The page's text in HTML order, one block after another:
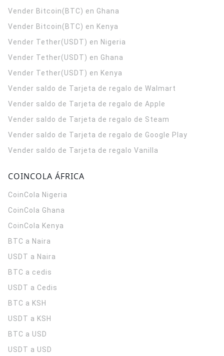
Vender Bitcoin(BTC) en Ghana
Vender Bitcoin(BTC) en Kenya
Vender Tether(USDT) en Nigeria
Vender Tether(USDT) en Ghana
Vender Tether(USDT) en Kenya
Vender saldo de Tarjeta de regalo de Walmart
Vender saldo de Tarjeta de regalo de Apple
Vender saldo de Tarjeta de regalo de Steam
Vender saldo de Tarjeta de regalo de Google Play
Vender saldo de Tarjeta de regalo Vanilla
COINCOLA ÁFRICA
CoinCola Nigeria
CoinCola Ghana
CoinCola Kenya
BTC a Naira
USDT a Naira
BTC a cedis
USDT a Cedis
BTC a KSH
USDT a KSH
BTC a USD
USDT a USD